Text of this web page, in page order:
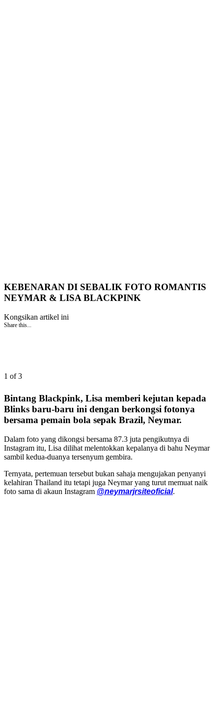
KEBENARAN DI SEBALIK FOTO ROMANTIS
NEYMAR & LISA BLACKPINK
Kongsikan artikel ini
Share this...
1 of 3
Bintang Blackpink, Lisa memberi kejutan kepada
Blinks baru-baru ini dengan berkongsi fotonya
bersama pemain bola sepak Brazil, Neymar.
Dalam foto yang dikongsi bersama 87.3 juta pengikutnya di
Instagram itu, Lisa dilihat melentokkan kepalanya di bahu Neymar
sambil kedua-duanya tersenyum gembira.
Ternyata, pertemuan tersebut bukan sahaja mengujakan penyanyi
kelahiran Thailand itu tetapi juga Neymar yang turut memuat naik
foto sama di akaun Instagram @neymarjrsiteoficial.